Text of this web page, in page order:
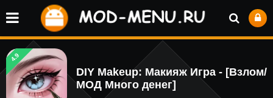
4.9
DIY Makeup: Макияж Игрa - [Взлом/
МОД Много денег]